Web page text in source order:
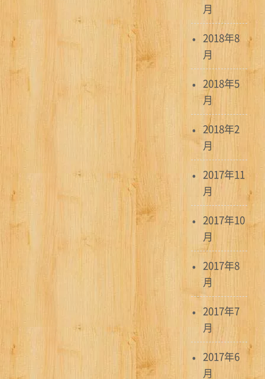
月
2018年8
月
2018年5
月
2018年2
月
2017年11
月
2017年10
月
2017年8
月
2017年7
月
2017年6
月